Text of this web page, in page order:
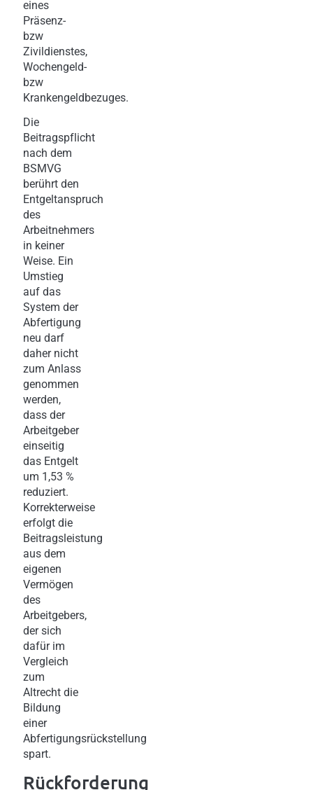
eines
Präsenz-
bzw
Zivildienstes,
Wochengeld-
bzw
Krankengeldbezuges.
Die
Beitragspflicht
nach dem
BSMVG
berührt den
Entgeltanspruch
des
Arbeitnehmers
in keiner
Weise. Ein
Umstieg
auf das
System der
Abfertigung
neu darf
daher nicht
zum Anlass
genommen
werden,
dass der
Arbeitgeber
einseitig
das Entgelt
um 1,53 %
reduziert.
Korrekterweise
erfolgt die
Beitragsleistung
aus dem
eigenen
Vermögen
des
Arbeitgebers,
der sich
dafür im
Vergleich
zum
Altrecht die
Bildung
einer
Abfertigungsrückstellung
spart.
Rückforderung